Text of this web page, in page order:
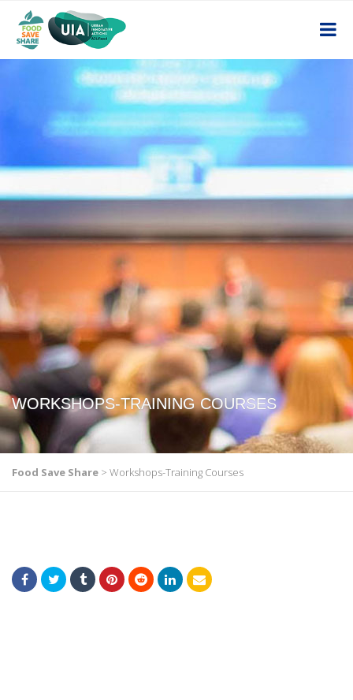
WORKSHOPS-TRAINING COURSES
Food Save Share > Workshops-Training Courses